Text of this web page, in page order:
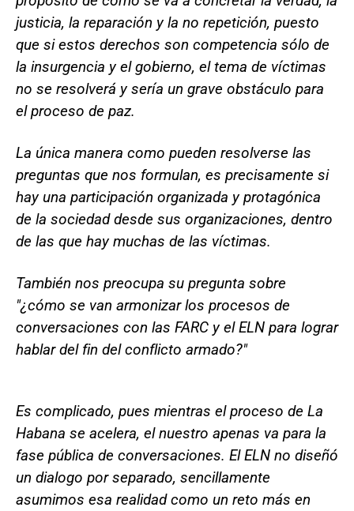
justicia, la reparación y la no repetición, puesto
que si estos derechos son competencia sólo de
la insurgencia y el gobierno, el tema de víctimas
no se resolverá y sería un grave obstáculo para
el proceso de paz.
La única manera como pueden resolverse las
preguntas que nos formulan, es precisamente si
hay una participación organizada y protagónica
de la sociedad desde sus organizaciones, dentro
de las que hay muchas de las víctimas.
También nos preocupa su pregunta sobre
"¿cómo se van armonizar los procesos de
conversaciones con las FARC y el ELN para lograr
hablar del fin del conflicto armado?"
Es complicado, pues mientras el proceso de La
Habana se acelera, el nuestro apenas va para la
fase pública de conversaciones. El ELN no diseñó
un dialogo por separado, sencillamente
asumimos esa realidad como un reto más en